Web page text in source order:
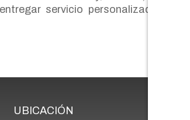
servicio personalizado,
UBICACIÓN